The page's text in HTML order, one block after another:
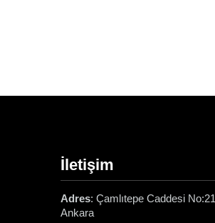
İletişim
Adres: Çamlıtepe Caddesi
Ankara